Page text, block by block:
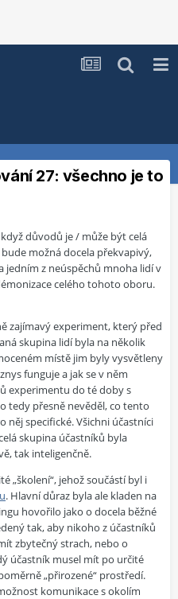
27: všechno je to
důvodů je / může být celá
možná docela překvapivý,
jedním z neúspěchů mnoha lidí v
celého tohoto oboru.
zajímavý experiment, který před
skupina lidí byla na několik
místě jim byly vysvětleny
funguje a jak se v něm
experimentu do té doby s
tedy přesně nevěděl, co tento
něj specifické. Všichni účastníci
skupina účastníků byla
tak inteligenčně.
„školení“, jehož součástí byl i
. Hlavní důraz byla ale kladen na
hovořilo jako o docela běžné
tak, aby nikoho z účastníků
zbytečný strach, nebo o
účastník musel mít po určité
„přirozené“ prostředí.
komunikace s okolím